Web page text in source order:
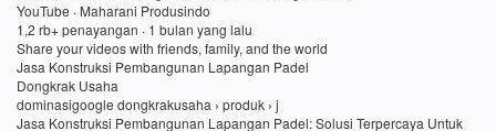
YouTube · Maharani Produsindo
1,2 rb+ penayangan · 1 bulan yang lalu
Share your videos with friends, family, and the world
Jasa Konstruksi Pembangunan Lapangan Padel
Dongkrak Usaha
dominasigoogle dongkrakusaha › produk › j
Jasa Konstruksi Pembangunan Lapangan Padel: Solusi Terpercaya Untuk